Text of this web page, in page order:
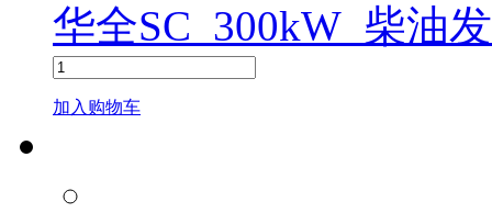
华全SC_300kW_柴油
加入购物车